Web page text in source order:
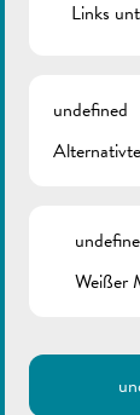
Links
undefined
Weißer